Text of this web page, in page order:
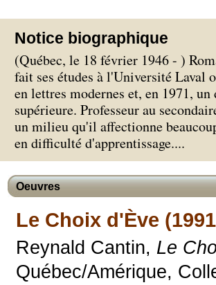
Notice biographique
(Québec, le 18 février 1946 - )
fait ses études à l'Université Laval
en lettres modernes et, en 1971,
supérieure. Professeur au
un milieu qu'il affectionne
en difficulté d'apprentissage....
Oeuvres
Le Choix d'Ève
Reynald Cantin, Le
Québec/Amérique,